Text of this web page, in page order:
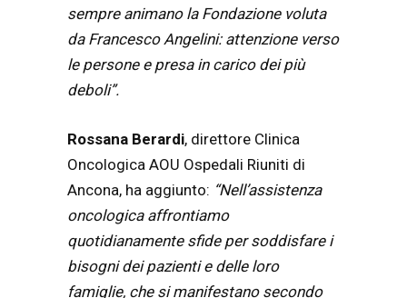
sempre animano la Fondazione voluta
da Francesco Angelini: attenzione verso
le persone e presa in carico dei più
deboli”.
Rossana Berardi, direttore Clinica
Oncologica AOU Ospedali Riuniti di
Ancona, ha aggiunto: “Nell’assistenza
oncologica affrontiamo
quotidianamente sfide per soddisfare i
bisogni dei pazienti e delle loro
famiglie, che si manifestano secondo